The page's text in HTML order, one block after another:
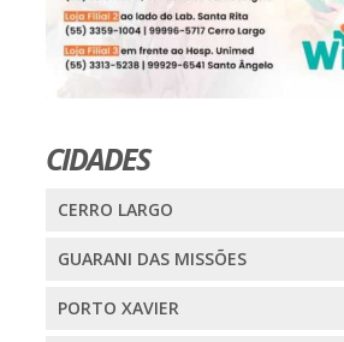
CIDADES
CERRO LARGO
GUARANI DAS MISSÕES
PORTO XAVIER